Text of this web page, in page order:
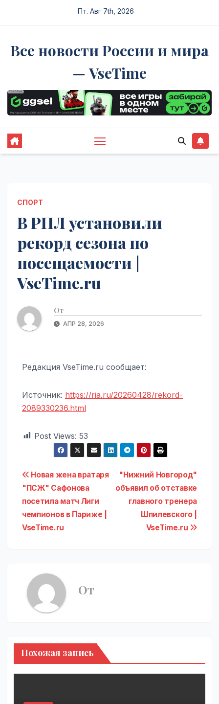
Пт. Авг 7th, 2026
Все новости России и мира
— VseTime
СПОРТ
В РПЛ установили
рекорд сезона по
посещаемости |
VseTime.ru
От
АПР 28, 2026
Редакция VseTime.ru сообщает:
Источник: https://ria.ru/20260428/rekord-
2089330236.html
Post Views: 53
Навигация
по
записям
"Нижний Новгород"
объявил об отставке
главного тренера
Шпилевского |
VseTime.ru
Новая жена вратаря
"ПСЖ" Сафонова
посетила матч Лиги
чемпионов в Париже |
VseTime.ru
От
Похожая запись